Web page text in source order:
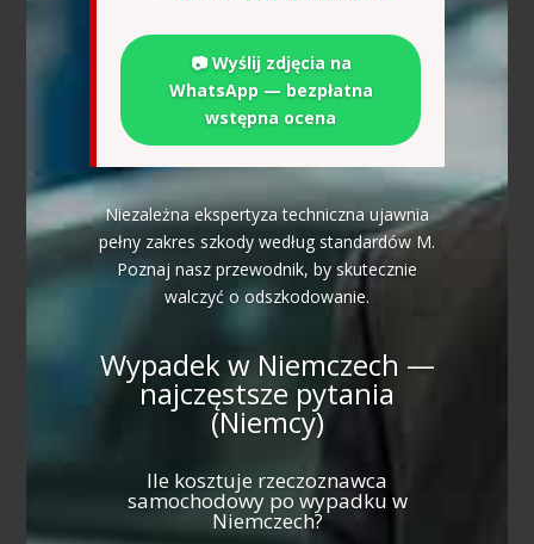
📷 Wyślij zdjęcia na
WhatsApp — bezpłatna
wstępna ocena
Niezależna ekspertyza techniczna ujawnia
pełny zakres szkody według standardów M.
Poznaj nasz przewodnik, by skutecznie
walczyć o odszkodowanie.
Wypadek w Niemczech —
najczęstsze pytania
(Niemcy)
Ile kosztuje rzeczoznawca
samochodowy po wypadku w
Niemczech?